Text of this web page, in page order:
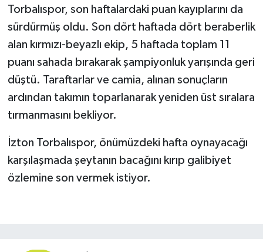
Torbalıspor, son haftalardaki puan kayıplarını da
sürdürmüş oldu. Son dört haftada dört beraberlik
alan kırmızı-beyazlı ekip, 5 haftada toplam 11
puanı sahada bırakarak şampiyonluk yarışında geri
düştü. Taraftarlar ve camia, alınan sonuçların
ardından takımın toparlanarak yeniden üst sıralara
tırmanmasını bekliyor.
İzton Torbalıspor, önümüzdeki hafta oynayacağı
karşılaşmada şeytanın bacağını kırıp galibiyet
özlemine son vermek istiyor.